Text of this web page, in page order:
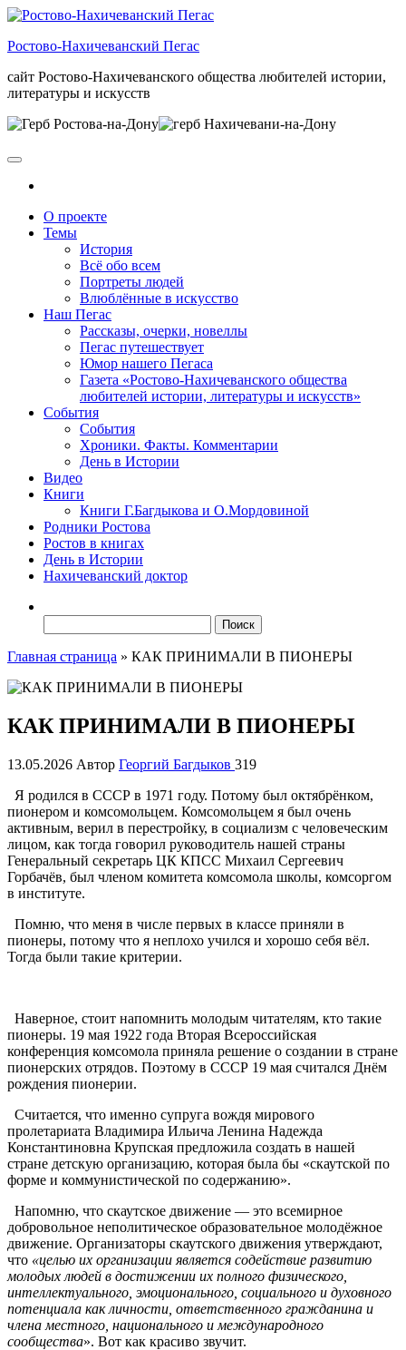
Skip
the
Ростово-Нахичеванский Пегас
сайт Ростово-Нахичеванского общества любителей истории,
литературы и искусств
О проекте
Темы
История
Всё обо всем
Портреты людей
Влюблённые в искусство
Наш Пегас
Рассказы, очерки, новеллы
Пегас путешествует
Юмор нашего Пегаса
Газета «Ростово-Нахичеванского общества
любителей истории, литературы и искусств»
События
События
Хроники. Факты. Комментарии
День в Истории
Видео
Книги
Книги Г.Багдыкова и О.Мордовиной
Родники Ростова
Ростов в книгах
День в Истории
Нахичеванский доктор
Главная страница » КАК ПРИНИМАЛИ В ПИОНЕРЫ
КАК ПРИНИМАЛИ В ПИОНЕРЫ
13.05.2026 Автор Георгий Багдыков 319
Я родился в СССР в 1971 году. Потому был октябрёнком,
пионером и комсомольцем. Комсомольцем я был очень
активным, верил в перестройку, в социализм с человеческим
лицом, как тогда говорил руководитель нашей страны
Генеральный секретарь ЦК КПСС Михаил Сергеевич
Горбачёв, был членом комитета комсомола школы, комсоргом
в институте.
Помню, что меня в числе первых в классе приняли в
пионеры, потому что я неплохо учился и хорошо себя вёл.
Тогда были такие критерии.
Наверное, стоит напомнить молодым читателям, кто такие
пионеры. 19 мая 1922 года Вторая Всероссийская
конференция комсомола приняла решение о создании в стране
пионерских отрядов. Поэтому в СССР 19 мая считался Днём
рождения пионерии.
Считается, что именно супруга вождя мирового
пролетариата Владимира Ильича Ленина Надежда
Константиновна Крупская предложила создать в нашей
стране детскую организацию, которая была бы «скаутской по
форме и коммунистической по содержанию».
Напомню, что скаутское движение — это всемирное
добровольное неполитическое образовательное молодёжное
движение. Организаторы скаутского движения утверждают,
что «целью их организации является содействие развитию
молодых людей в достижении их полного физического,
интеллектуального, эмоционального, социального и духовного
потенциала как личности, ответственного гражданина и
члена местного, национального и международного
сообщества». Вот как красиво звучит.